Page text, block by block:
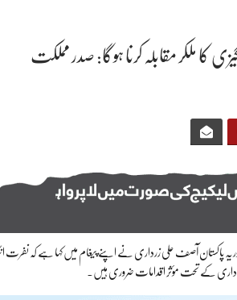
کا ملکر مقابلہ کرنا ہوگا: صدر مملکت
پاکستان آصف علی زرداری نے اپنے پیغام میں کہا ہے کہ نفرت انگیز
داری کے تحت مؤثر اقدامات ضروری ہیں۔